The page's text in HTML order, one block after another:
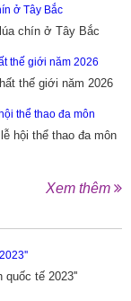
chín ở Tây Bắc
thế giới năm 2026
hội thể thao đa môn
Xem thêm
quốc tế 2023''